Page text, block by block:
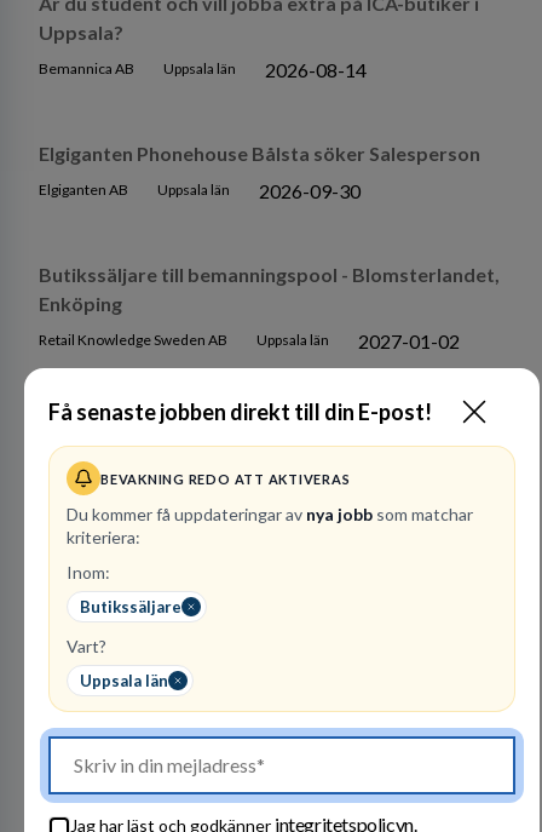
Få senaste jobben direkt till din E-post!
BEVAKNING REDO ATT AKTIVERAS
Du kommer få uppdateringar av nya jobb som matchar
kriteriera:
Inom:
Butikssäljare
Vart?
Uppsala län
Jag har läst och godkänner integritetspolicyn.
Uppsala?
Bemannica AB Uppsala län 2026-08-14
Elgiganten Phonehouse Bålsta söker Salesperson
Elgiganten AB Uppsala län 2026-09-30
Butikssäljare till bemanningspool - Blomsterlandet,
Enköping
Retail Knowledge Sweden AB Uppsala län 2027-01-02
Butiksansvarig tillika Butiksförsäljare
Brukbar cirkulär järnhandel i Sverige AB
Elgiganten Uppsala Boländerna söker Sales Advisor
till Home
Butikssäljare till Synsam Dragarbrunnsgatan